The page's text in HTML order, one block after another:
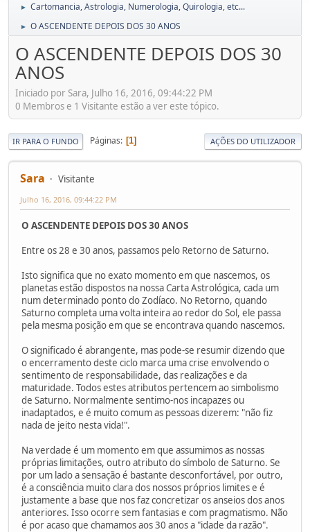
► Cartomancia, Astrologia, Numerologia, Quirologia, etc...
► O ASCENDENTE DEPOIS DOS 30 ANOS
O ASCENDENTE DEPOIS DOS 30
ANOS
Iniciado por Sara, Julho 16, 2016, 09:44:22 PM
0 Membros e 1 Visitante estão a ver este tópico.
IR PARA O FUNDO Páginas 1 AÇÕES DO UTILIZADOR
Sara Visitante
Julho 16, 2016, 09:44:22 PM
O ASCENDENTE DEPOIS DOS 30 ANOS
Entre os 28 e 30 anos, passamos pelo Retorno de Saturno.
Isto significa que no exato momento em que nascemos, os
planetas estão dispostos na nossa Carta Astrológica, cada um
num determinado ponto do Zodíaco. No Retorno, quando
Saturno completa uma volta inteira ao redor do Sol, ele passa
pela mesma posição em que se encontrava quando nascemos.
O significado é abrangente, mas pode-se resumir dizendo que
o encerramento deste ciclo marca uma crise envolvendo o
sentimento de responsabilidade, das realizações e da
maturidade. Todos estes atributos pertencem ao simbolismo
de Saturno. Normalmente sentimo-nos incapazes ou
inadaptados, e é muito comum as pessoas dizerem: "não fiz
nada de jeito nesta vida!".
Na verdade é um momento em que assumimos as nossas
próprias limitações, outro atributo do símbolo de Saturno. Se
por um lado a sensação é bastante desconfortável, por outro,
é a consciência muito clara dos nossos próprios limites e é
justamente a base que nos faz concretizar os anseios dos anos
anteriores. Isso ocorre sem fantasias e com pragmatismo. Não
é por acaso que chamamos aos 30 anos a "idade da razão".